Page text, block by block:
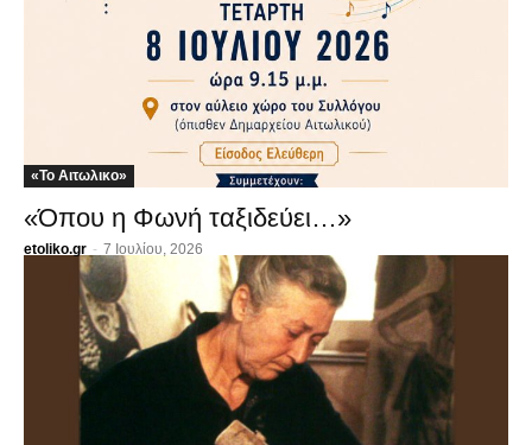
«Το Αιτωλικο»
«Όπου η Φωνή ταξιδεύει…»
etoliko.gr - 7 Ιουλίου, 2026